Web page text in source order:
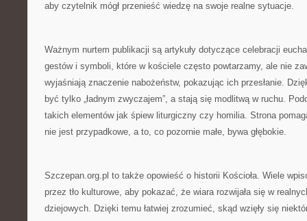
aby czytelnik mógł przenieść wiedzę na swoje realne sytuacje.
Ważnym nurtem publikacji są artykuły dotyczące celebracji
gestów i symboli, które w kościele często powtarzamy, ale nie
wyjaśniają znaczenie nabożeństw, pokazując ich przesłanie.
być tylko „ładnym zwyczajem”, a stają się modlitwą w ruchu.
takich elementów jak śpiew liturgiczny czy homilia. Strona
nie jest przypadkowe, a to, co pozornie małe, bywa głębokie.
Szczepan.org.pl to także opowieść o historii Kościoła. Wiele
przez tło kulturowe, aby pokazać, że wiara rozwijała się w
dziejowych. Dzięki temu łatwiej zrozumieć, skąd wzięły się